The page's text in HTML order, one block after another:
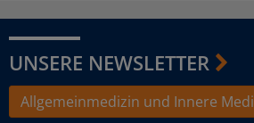
UNSERE NEWSLETTER
Allgemeinmedizin und Innere